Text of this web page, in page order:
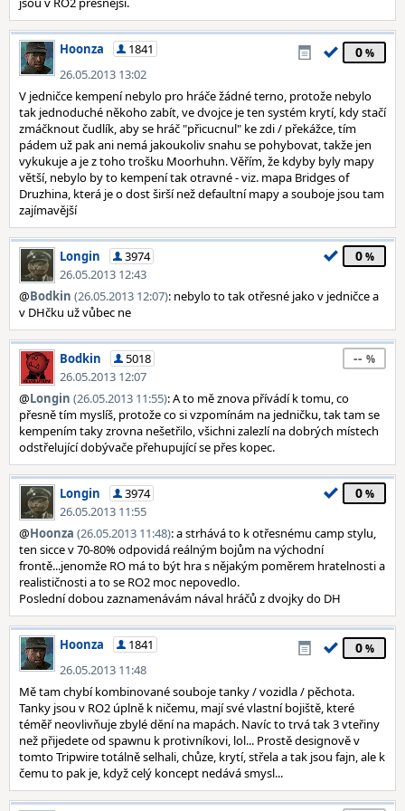
Hoonza
1841
26.05.2013 13:02
0
V jedničce kempení nebylo pro hráče žádné terno, protože nebylo
tak jednoduché někoho zabít, ve dvojce je ten systém krytí, kdy stačí
zmáčknout čudlík, aby se hráč "přicucnul" ke zdi / překážce, tím
pádem už pak ani nemá jakoukoliv snahu se pohybovat, takže jen
vykukuje a je z toho trošku Moorhuhn. Věřím, že kdyby byly mapy
větší, nebylo by to kempení tak otravné - viz. mapa Bridges of
Druzhina, která je o dost širší než defaultní mapy a souboje jsou tam
zajímavější
Longin
3974
26.05.2013 12:43
0
@Bodkin (26.05.2013 12:07): nebylo to tak otřesné jako v jedničce a
v DHčku už vůbec ne
Bodkin
5018
26.05.2013 12:07
--
@Longin (26.05.2013 11:55): A to mě znova přívádí k tomu, co
přesně tím myslíš, protože co si vzpomínám na jedničku, tak tam se
kempením taky zrovna nešetřilo, všichni zalezlí na dobrých místech
odstřelující dobývače přehupující se přes kopec.
Longin
3974
26.05.2013 11:55
0
@Hoonza (26.05.2013 11:48): a strhává to k otřesnému camp stylu,
ten sicce v 70-80% odpovidá reálným bojům na východní
frontě...jenomže RO má to být hra s nějakým poměrem hratelnosti a
realističnosti a to se RO2 moc nepovedlo.
Poslední dobou zaznamenávám nával hráčů z dvojky do DH
Hoonza
1841
26.05.2013 11:48
0
Mě tam chybí kombinované souboje tanky / vozidla / pěchota.
Tanky jsou v RO2 úplně k ničemu, mají své vlastní bojiště, které
téměř neovlivňuje zbylé dění na mapách. Navíc to trvá tak 3 vteřiny
než přijedete od spawnu k protivníkovi, lol... Prostě designově v
tomto Tripwire totálně selhali, chůze, krytí, střela a tak jsou fajn, ale k
čemu to pak je, když celý koncept nedává smysl...